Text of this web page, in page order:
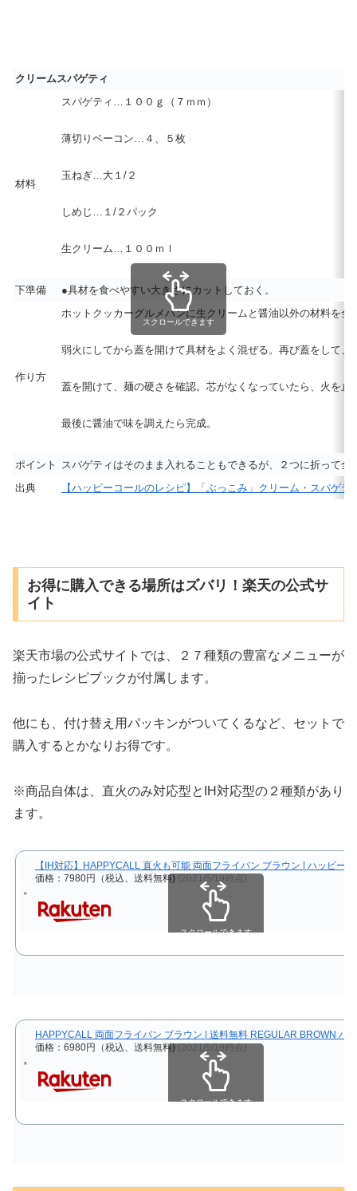
クリームスパゲティ
材料
スパゲティ…１００ｇ（７ｍｍ）
薄切りベーコン…４、５枚
玉ねぎ…大１/２
しめじ…１/２パック
生クリーム…１００ｍｌ
下準備 ●具材を食べやすい大きさにカットしておく。
作り方
ホットクッカーグルメパンに生クリームと醤油以外の材料を
弱火にしてから蓋を開けて具材をよく混ぜる。再び蓋をして、
蓋を開けて、麺の硬さを確認。芯がなくなっていたら、火を止
最後に醤油で味を調えたら完成。
ポイント
スパゲティはそのまま入れることもできるが、２つに折って
出典
【ハッピーコールのレシピ】「ぶっこみ」クリーム・スパゲテ
スクロールできます
お得に購入できる場所はズバリ！楽天の公式サ
イト
楽天市場の公式サイト では、２７種類の豊富なメニューが
揃ったレシピブックが付属します。
他にも、付け替え用パッキンがついてくるなど、セットで
購入するとかなりお得です。
※商品自体は、直火のみ対応型とIH対応型の２種類があり
ます。
【IH対応】HAPPYCALL 直火も可能 両面フライパン ブラウン | ハッピ
価格：7980円（税込、送料無料) (2021/5/19時点)
スクロールできます
HAPPYCALL 両面フライパン ブラウン | 送料無料 REGULAR BROWN
価格：6980円（税込、送料無料) (2021/5/19時点)
スクロールできます